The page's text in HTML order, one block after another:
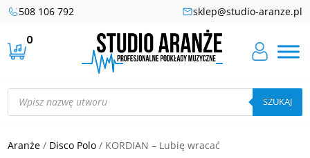
508 106 792 sklep@studio-aranze.pl
0
Wyszukiwarka
produktów SZUKAJ
Aranże / Disco Polo / KORDIAN – Lubię wracać